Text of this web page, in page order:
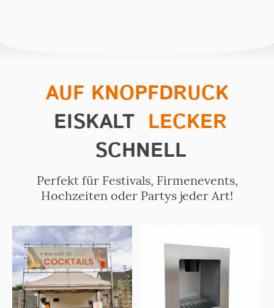
AUF KNOPFDRUCK
EISKALT LECKER
SCHNELL
Perfekt für Festivals, Firmenevents,
Hochzeiten oder Partys jeder Art!